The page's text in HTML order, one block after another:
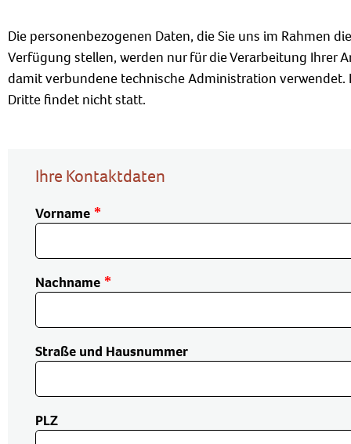
Die personenbezogenen Daten, die Sie uns im Rahmen
Verfügung stellen, werden nur für die Verarbeitung Ihrer
damit verbundene technische Administration verwendet.
Dritte findet nicht statt.
Ihre Kontaktdaten
Vorname
Nachname
Straße und Hausnummer
PLZ